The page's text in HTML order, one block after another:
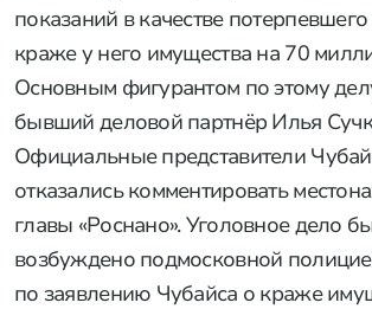
показаний в качестве
краже у него имущества на 70
Основным фигурантом по этому
бывший деловой партнёр Илья
Официальные представители
отказались комментировать
главы «Роснано». Уголовное дело
возбуждено подмосковной
по заявлению Чубайса о краже